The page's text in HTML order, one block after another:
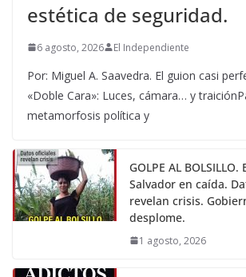
estética de seguridad.
6 agosto, 2026 El Independiente
Por: Miguel A. Saavedra. El guion casi
«Doble Cara»: Luces, cámara… y
metamorfosis política y
GOLPE AL
Salvador en caída.
revelan crisis.
desplome.
1 agosto, 2026